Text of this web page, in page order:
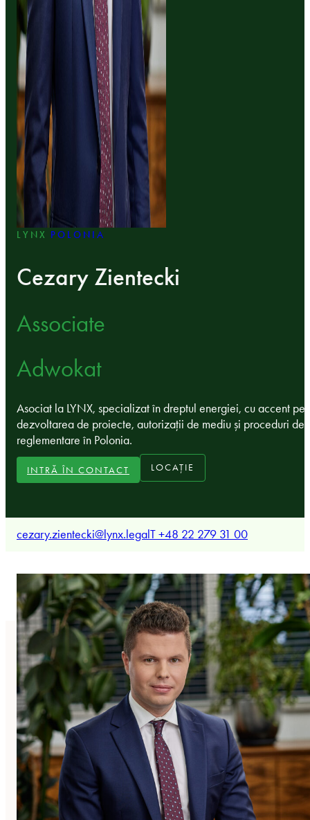
LYNX POLONIA
Cezary Zientecki
Associate
Adwokat
Asociat la LYNX, specializat în dreptul energiei, cu accent pe
dezvoltarea de proiecte, autorizații de mediu și proceduri de
reglementare în Polonia.
INTRĂ ÎN CONTACT LOCAȚIE
cezary.zientecki@lynx.legalT +48 22 279 31 00